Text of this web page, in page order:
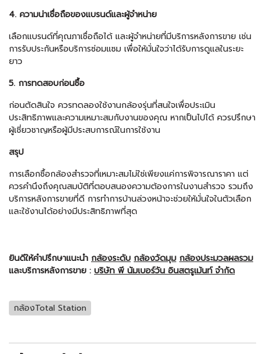
4. ความน่าเชื่อถือของแบรนด์และผู้จำหน่าย
เลือกแบรนด์ที่คุณภาเชื่อถือได้ และผู้จำหน่ายที่มีบริการหลังการขาย เช่น
การรับประกันหรือบริการซ่อมแซม เพื่อให้มั่นใจว่าได้รับการดูแลในระยะ
ยาว
5. การทดสอบก่อนซื้อ
ก่อนตัดสินใจ ควรทดลองใช้งานกล้องรุ่นที่สนใจเพื่อประเมิน
ประสิทธิภาพและความเหมาะสมกับงานของคุณ หากเป็นไปได้ ควรปรึกษา
ผู้เชี่ยวชาญหรือผู้มีประสบการณ์ในการใช้งาน
สรุป
การเลือกซื้อกล้องสำรวจที่เหมาะสมไม่ใช่เพียงแค่การพิจารณาราคา แต่
ควรคำนึงถึงคุณสมบัติที่ตอบสนองความต้องการในงานสำรวจ รวมถึง
บริการหลังการขายที่ดี การทำการบ้านล่วงหน้าจะช่วยให้มั่นใจในตัวเลือก
และใช้งานได้อย่างมีประสิทธิภาพที่สุด
ยินดีให้คำปรึกษาแนะนำ กล้องระดับ กล้องวัดมุม กล้องประมวลผลรวม
และบริการหลังการขาย : บริษัท พี นัมเบอร์วัน อินสตรูเม้นท์ จำกัด
กล้องTotal Station